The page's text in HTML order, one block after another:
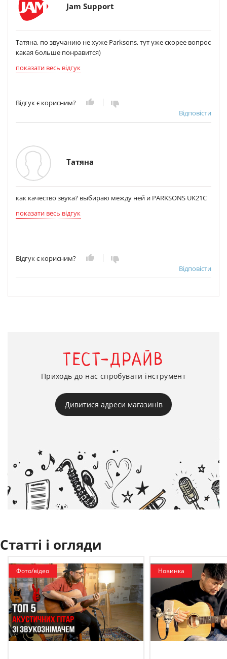
Jam Support
Татяна, по звучанию не хуже Parksons, тут уже скорее вопрос
какая больше понравится)
показати весь відгук
Відгук є корисним?
Відповісти
Татяна
как качество звука? выбираю между ней и PARKSONS UK21C
показати весь відгук
Відгук є корисним?
Відповісти
ТЕСТ-ДРАЙВ
Приходь до нас спробувати інструмент
Дивитися адреси магазинів
Статті і огляди
Фото/відео Новинка